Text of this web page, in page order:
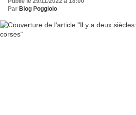
Par Blog Poggiolo